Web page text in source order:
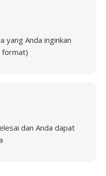
yang Anda inginkan
format)
dan Anda dapat